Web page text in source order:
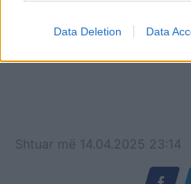
Data Deletion Data
Shtuar më 14.04.2025 23:14